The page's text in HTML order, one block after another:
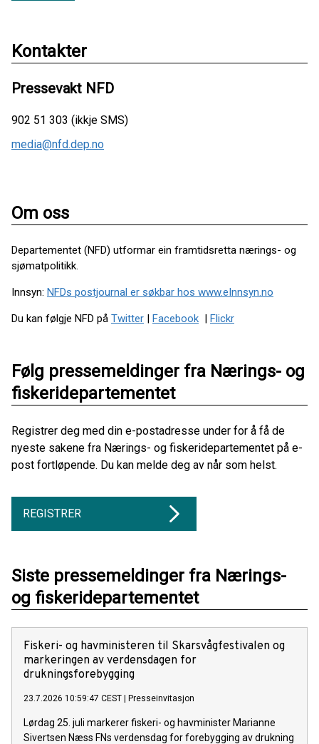
Kontakter
Pressevakt NFD
902 51 303 (ikkje SMS)
media@nfd.dep.no
Om oss
Departementet (NFD) utformar ein framtidsretta nærings- og
sjømatpolitikk.
Innsyn: NFDs postjournal er søkbar hos www.eInnsyn.no
Du kan følgje NFD på Twitter | Facebook | Flickr
Følg pressemeldinger fra Nærings- og
fiskeridepartementet
Registrer deg med din e-postadresse under for å få de
nyeste sakene fra Nærings- og fiskeridepartementet på e-
post fortløpende. Du kan melde deg av når som helst.
REGISTRER
Siste pressemeldinger fra Nærings-
og fiskeridepartementet
Fiskeri- og havministeren til Skarsvågfestivalen og
markeringen av verdensdagen for
drukningsforebygging
23.7.2026 10:59:47 CEST Presseinvitasjon
Lørdag 25. juli markerer fiskeri- og havminister Marianne
Sivertsen Næss FNs verdensdag for forebygging av drukning